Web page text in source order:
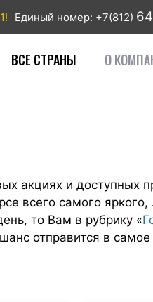
Единый номер: +7(812)
ВСЕ СТРАНЫ О
акциях и доступных
всего самого яркого,
то Вам в рубрику «
отправится в